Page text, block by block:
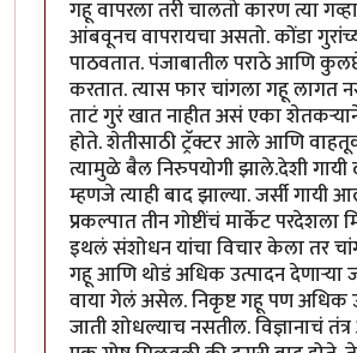
गहू वापरला तरी चालतो कारण त्या
आंबवूनच वापरायचा असतो. कोंडा
पाठवतात. पंजाबातील पराठे आणि
करतात. त्यास फार चांगला गहू लागत
ताटं गुरं खात नाहीत असं एका
होते. शेतीसाठी ट्रॅक्टर आले आणि
त्यामुळे बैल निरुपयोगी झाले.देशी
म्हणजे त्याही बाद झाल्या. जर्सी गायी
प्रकल्पात तीन गोष्टींचं मार्केट
इथलं संशोधन यांचा विचार केला तर
गहू आणि थोडं अधिक उत्पादन देणाऱ्या
वाया गेलं असेल. निकृष्ट गहू पण अधिक
जाती शोधल्याच नसतील. विज्ञानाचं